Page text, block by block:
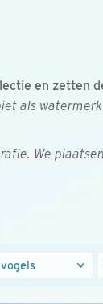
en zetten
als
We